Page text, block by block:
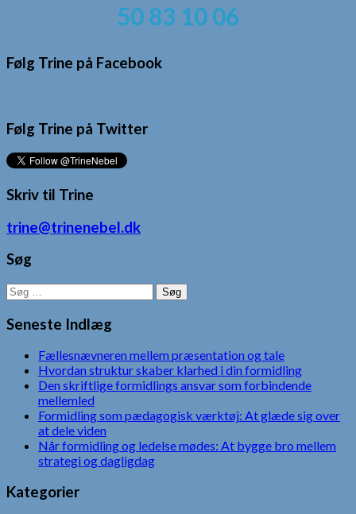
50 83 10 06
Følg Trine på Facebook
Følg Trine på Twitter
Skriv til Trine
trine@trinenebel.dk
Søg
Søg
efter:
Seneste Indlæg
Fællesnævneren mellem præsentation og tale
Hvordan struktur skaber klarhed i din formidling
Den skriftlige formidlings ansvar som forbindende
mellemled
Formidling som pædagogisk værktøj: At glæde sig over
at dele viden
Når formidling og ledelse mødes: At bygge bro mellem
strategi og dagligdag
Kategorier